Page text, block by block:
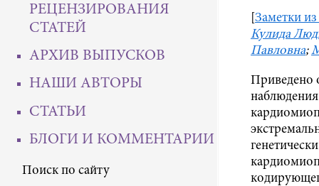
РЕЦЕНЗИРОВАНИЯ
СТАТЕЙ
АРХИВ ВЫПУСКОВ
НАШИ АВТОРЫ
СТАТЬИ
БЛОГИ И КОММЕНТАРИИ
Поиск по сайту
Заметки
Кулида
Павловна;
Приведено